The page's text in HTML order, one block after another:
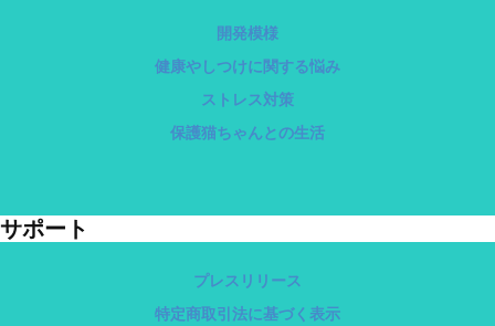
開発模様
健康やしつけに関する悩み
ストレス対策
保護猫ちゃんとの生活
サポート
プレスリリース
特定商取引法に基づく表示